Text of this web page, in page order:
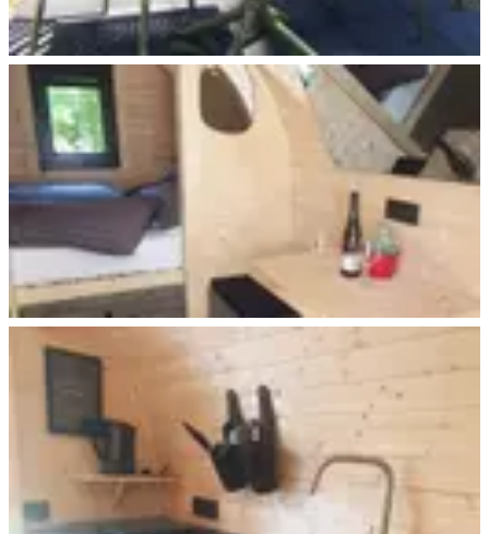
Trekking Pod+ Leipzig
Trekking Pod+ Leipzig